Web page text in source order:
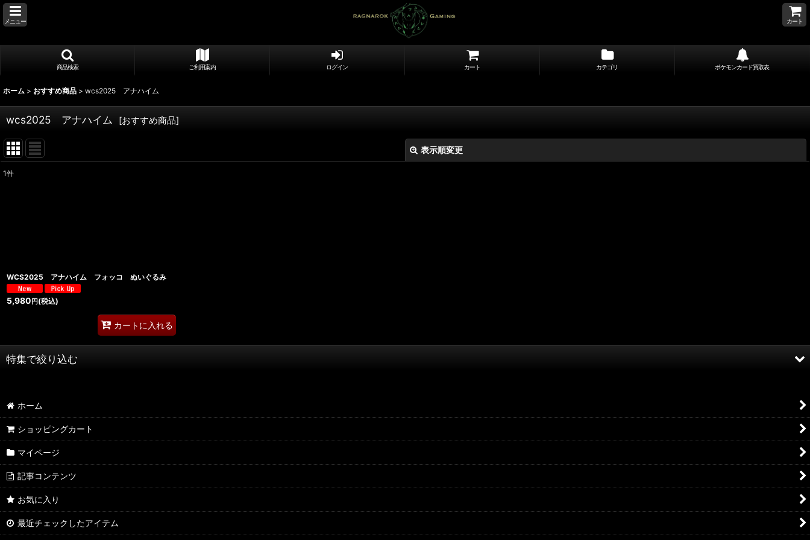
メニュー カート
商品検索 ご利用案内 ログイン カート カテゴリ ポケモンカード買取表
ホーム > おすすめ商品 > wcs2025 アナハイム
wcs2025 アナハイム [おすすめ商品]
表示順変更
1件
WCS2025 アナハイム フォッコ ぬいぐるみ
5,980 円 (税込)
カートに入れる
特集で絞り込む
AQP2.0 KR/R
AQP2.0 U/C
AQP2.0 その他
YUZ3.0 SSP/SP/SR
YUZ3.0 KR/R
ホーム
ショッピングカート
マイページ
記事コンテンツ
お気に入り
最近チェックしたアイテム